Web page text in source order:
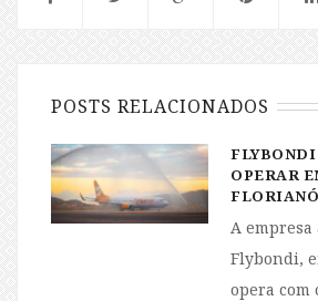
POSTS RELACIONADOS
OPERAR
A
Flybondi,
opera com